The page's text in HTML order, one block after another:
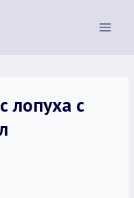
лопуха с